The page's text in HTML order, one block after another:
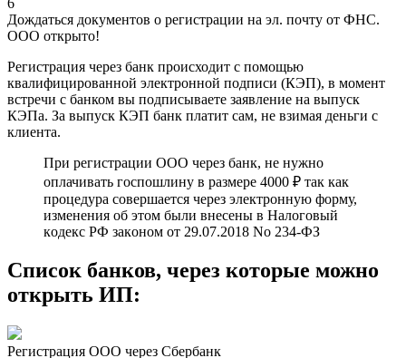
6
Дождаться документов о регистрации на эл. почту от ФНС.
ООО открыто!
Регистрация через банк происходит с помощью
квалифицированной электронной подписи (КЭП), в момент
встречи с банком вы подписываете заявление на выпуск
КЭПа. За выпуск КЭП банк платит сам, не взимая деньги с
клиента.
При регистрации ООО через банк, не нужно
оплачивать госпошлину в размере 4000 ₽ так как
процедура совершается через электронную форму,
измeнeния об этом были внeceны в Нaлoгoвый
кoдeкc PФ зaкoнoм oт 29.07.2018 No 234-ФЗ
Cписок банков, через которые можно
открыть ИП:
Регистрация ООО через Сбербанк